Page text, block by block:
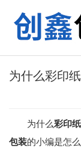
为什么彩印
为什么彩印
包装的小编是怎么